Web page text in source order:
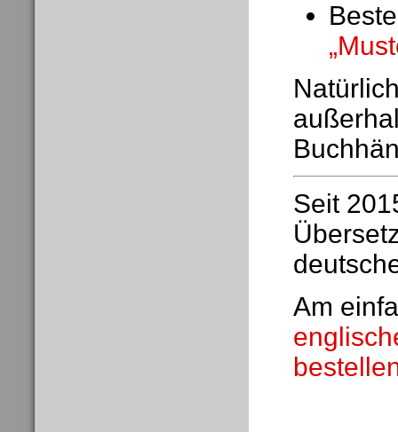
Seit
Am